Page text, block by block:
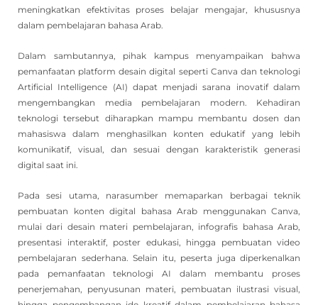
meningkatkan efektivitas proses belajar mengajar, khususnya
dalam pembelajaran bahasa Arab.
Dalam sambutannya, pihak kampus menyampaikan bahwa
pemanfaatan platform desain digital seperti Canva dan teknologi
Artificial Intelligence (AI) dapat menjadi sarana inovatif dalam
mengembangkan media pembelajaran modern. Kehadiran
teknologi tersebut diharapkan mampu membantu dosen dan
mahasiswa dalam menghasilkan konten edukatif yang lebih
komunikatif, visual, dan sesuai dengan karakteristik generasi
digital saat ini.
Pada sesi utama, narasumber memaparkan berbagai teknik
pembuatan konten digital bahasa Arab menggunakan Canva,
mulai dari desain materi pembelajaran, infografis bahasa Arab,
presentasi interaktif, poster edukasi, hingga pembuatan video
pembelajaran sederhana. Selain itu, peserta juga diperkenalkan
pada pemanfaatan teknologi AI dalam membantu proses
penerjemahan, penyusunan materi, pembuatan ilustrasi visual,